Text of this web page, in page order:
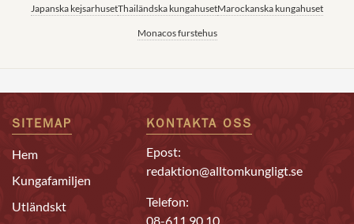
Japanska kejsarhusetThailändska kungahusetMarockanska kungahuset
Monacos furstehus
SITEMAP
Hem
Kungafamiljen
Utländskt
KONTAKTA OSS
Epost:
redaktion@alltomkungligt.se
Telefon:
08-611 90 10